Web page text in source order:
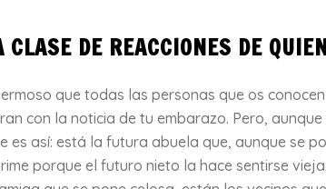
CLASE DE REACCIONES DE
que todas las personas que os
con la noticia de tu embarazo. Pero,
es así: está la futura abuela que, aunque se
porque el futuro nieto la hace sentirse